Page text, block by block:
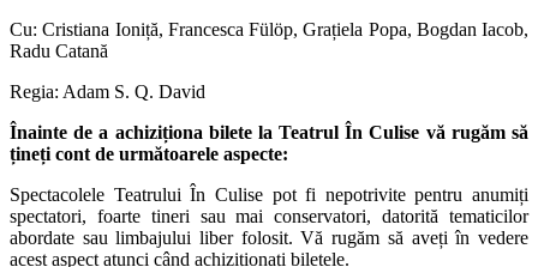
Cu: Cristiana Ioniță, Francesca Fülöp, Grațiela Popa, Bogdan Iacob,
Radu Catană
Regia: Adam S. Q. David
Înainte de a achiziționa bilete la Teatrul În Culise vă rugăm să
țineți cont de următoarele aspecte:
Spectacolele Teatrului În Culise pot fi nepotrivite pentru anumiți
spectatori, foarte tineri sau mai conservatori, datorită tematicilor
abordate sau limbajului liber folosit. Vă rugăm să aveți în vedere
acest aspect atunci când achiziționați biletele.